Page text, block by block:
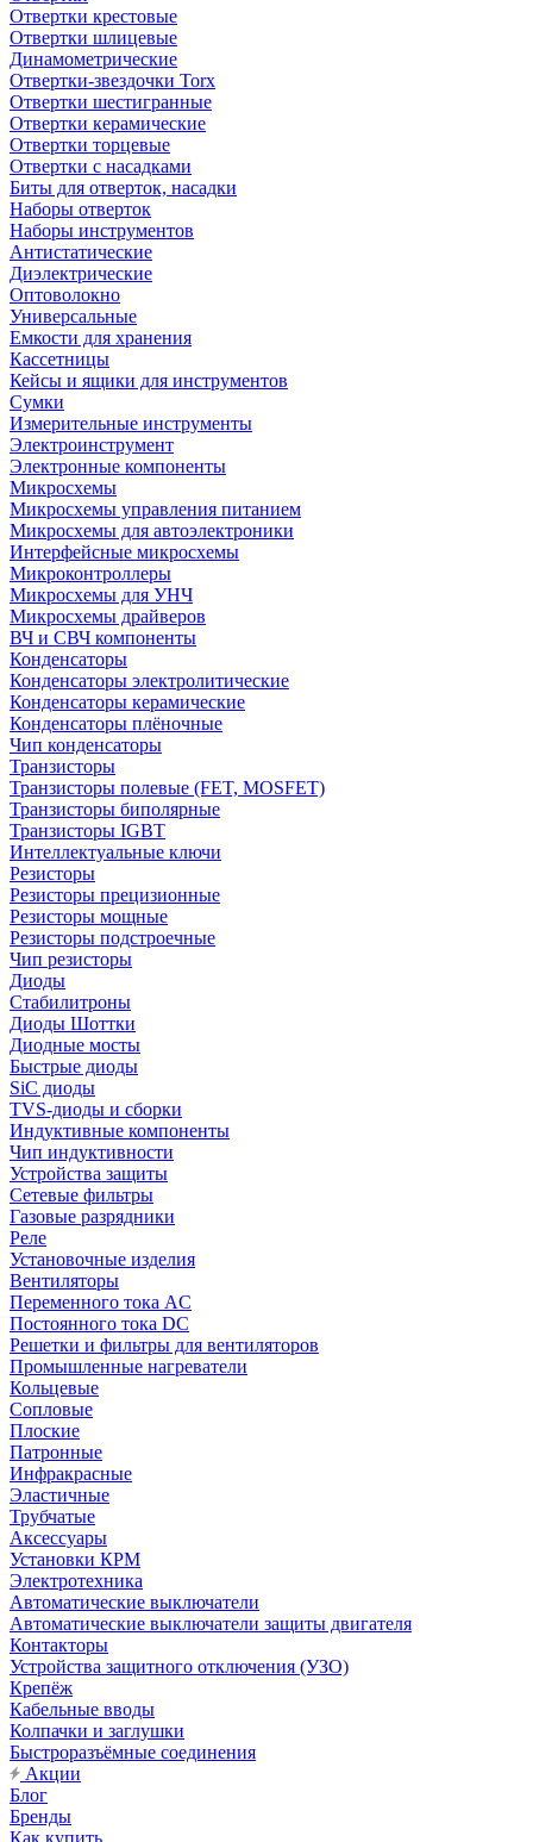
Отвертки крестовые
Отвертки шлицевые
Динамометрические
Отвертки-звездочки Torx
Отвертки шестигранные
Отвертки керамические
Отвертки торцевые
Отвертки с насадками
Биты для отверток, насадки
Наборы отверток
Наборы инструментов
Антистатические
Диэлектрические
Оптоволокно
Универсальные
Емкости для хранения
Кассетницы
Кейсы и ящики для инструментов
Сумки
Измерительные инструменты
Электроинструмент
Электронные компоненты
Микросхемы
Микросхемы управления питанием
Микросхемы для автоэлектроники
Интерфейсные микросхемы
Микроконтроллеры
Микросхемы для УНЧ
Микросхемы драйверов
ВЧ и СВЧ компоненты
Конденсаторы
Конденсаторы электролитические
Конденсаторы керамические
Конденсаторы плёночные
Чип конденсаторы
Транзисторы
Транзисторы полевые (FET, MOSFET)
Транзисторы биполярные
Транзисторы IGBT
Интеллектуальные ключи
Резисторы
Резисторы прецизионные
Резисторы мощные
Резисторы подстроечные
Чип резисторы
Диоды
Стабилитроны
Диоды Шоттки
Диодные мосты
Быстрые диоды
SiC диоды
TVS-диоды и сборки
Индуктивные компоненты
Чип индуктивности
Устройства защиты
Сетевые фильтры
Газовые разрядники
Реле
Установочные изделия
Вентиляторы
Переменного тока AC
Постоянного тока DC
Решетки и фильтры для вентиляторов
Промышленные нагреватели
Кольцевые
Сопловые
Плоские
Патронные
Инфракрасные
Эластичные
Трубчатые
Аксессуары
Установки КРМ
Электротехника
Автоматические выключатели
Автоматические выключатели защиты двигателя
Контакторы
Устройства защитного отключения (УЗО)
Крепёж
Кабельные вводы
Колпачки и заглушки
Быстроразъёмные соединения
Акции
Блог
Бренды
Как купить